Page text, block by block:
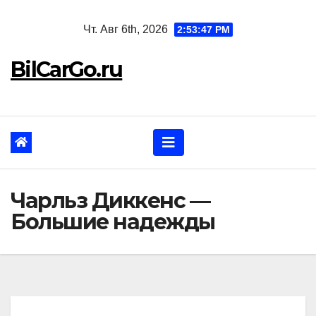
Чт. Авг 6th, 2026 2:53:48 PM
BilCarGo.ru
Чарльз Диккенс —
Большие надежды